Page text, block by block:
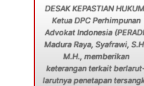
DESAK KEPASTIAN
Ketua DPC Perhimpunan
Advokat Indonesia
Madura Raya, Syafrawi,
M.H., memberikan
keterangan terkait
larutnya penetapan